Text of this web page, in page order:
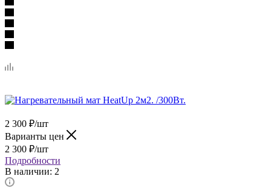
2 300 ₽/шт
Варианты цен
2 300 ₽/шт
Подробности
В наличии: 2